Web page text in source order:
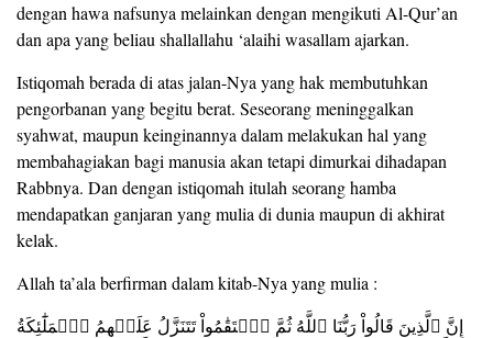
dengan hawa nafsunya melainkan dengan mengikuti Al-Qur’an
dan apa yang beliau shallallahu ‘alaihi wasallam ajarkan.
Istiqomah berada di atas jalan-Nya yang hak membutuhkan
pengorbanan yang begitu berat. Seseorang meninggalkan
syahwat, maupun keinginannya dalam melakukan hal yang
membahagiakan bagi manusia akan tetapi dimurkai dihadapan
Rabbnya. Dan dengan istiqomah itulah seorang hamba
mendapatkan ganjaran yang mulia di dunia maupun di akhirat
kelak.
Allah ta’ala berfirman dalam kitab-Nya yang mulia :
إِنَّ ٱلَّذِينَ قَالُواْ رَبُّنَا ٱللَّهُ ثُمَّ ٱسۡتَقَٰمُواْ تَتَنَزَّلُ عَلَيۡهِمُ ٱلۡمَلَٰٓئِكَةُ